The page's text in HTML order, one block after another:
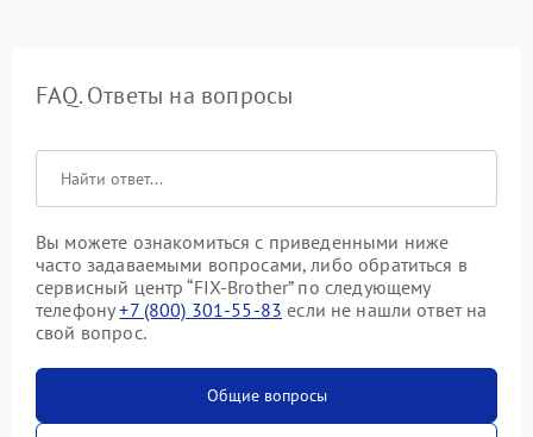
FAQ. Ответы на вопросы
Вы можете ознакомиться с приведенными ниже
часто задаваемыми вопросами, либо обратиться в
сервисный центр “FIX-Brother” по следующему
телефону+7 (800) 301-55-83 если не нашли ответ на
свой вопрос.
Общие вопросы